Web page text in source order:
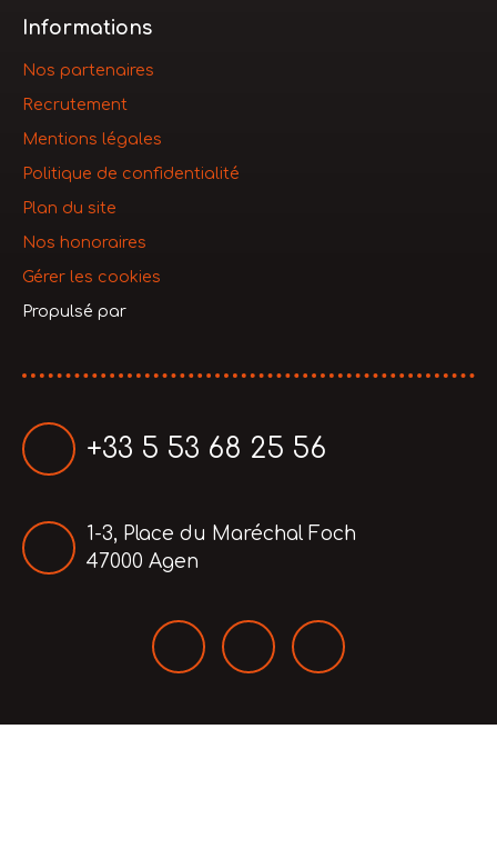
Informations
Nos partenaires
Recrutement
Mentions légales
Politique de confidentialité
Plan du site
Nos honoraires
Gérer les cookies
Propulsé par
+33 5 53 68 25 56
1-3, Place du Maréchal Foch
47000 Agen